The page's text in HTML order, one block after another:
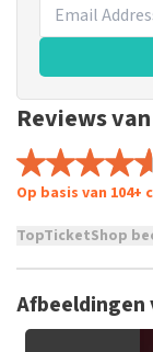
Reviews
Op basis van
TopTicketShop
niet mogelijk om
tickets hebt
Afbeeldingen